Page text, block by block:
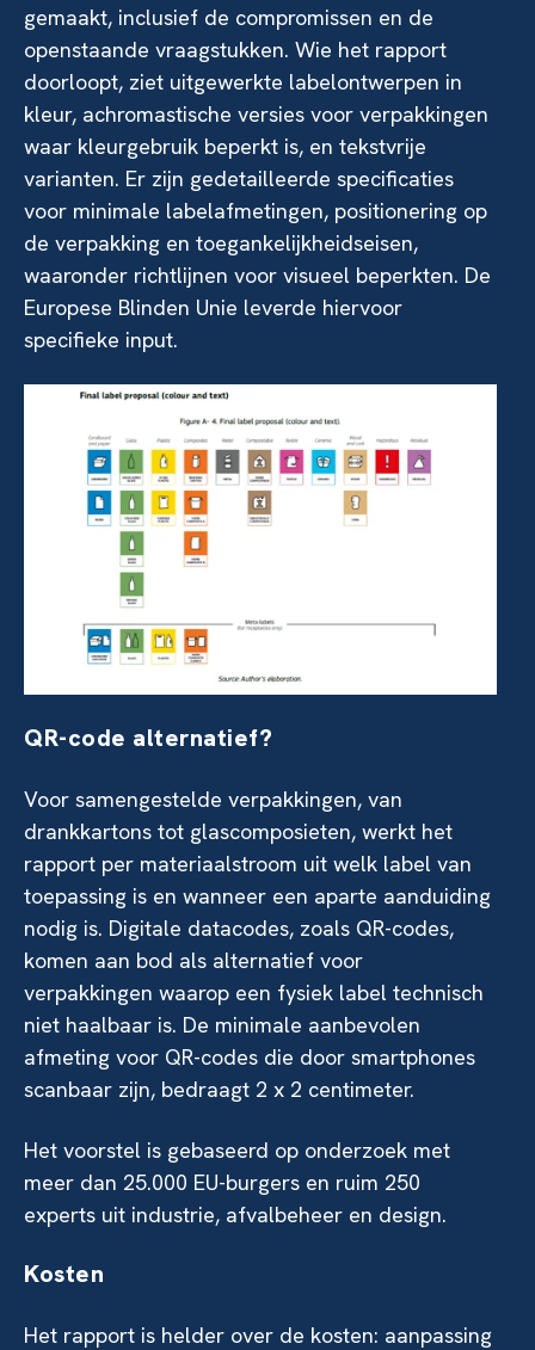
gemaakt, inclusief de compromissen en de
openstaande vraagstukken. Wie het rapport
doorloopt, ziet uitgewerkte labelontwerpen in
kleur, achromastische versies voor verpakkingen
waar kleurgebruik beperkt is, en tekstvrije
varianten. Er zijn gedetailleerde specificaties
voor minimale labelafmetingen, positionering op
de verpakking en toegankelijkheidseisen,
waaronder richtlijnen voor visueel beperkten. De
Europese Blinden Unie leverde hiervoor
specifieke input.
QR-code alternatief?
Voor samengestelde verpakkingen, van
drankkartons tot glascomposieten, werkt het
rapport per materiaalstroom uit welk label van
toepassing is en wanneer een aparte aanduiding
nodig is. Digitale datacodes, zoals QR-codes,
komen aan bod als alternatief voor
verpakkingen waarop een fysiek label technisch
niet haalbaar is. De minimale aanbevolen
afmeting voor QR-codes die door smartphones
scanbaar zijn, bedraagt 2 x 2 centimeter.
Het voorstel is gebaseerd op onderzoek met
meer dan 25.000 EU-burgers en ruim 250
experts uit industrie, afvalbeheer en design.
Kosten
Het rapport is helder over de kosten: aanpassing